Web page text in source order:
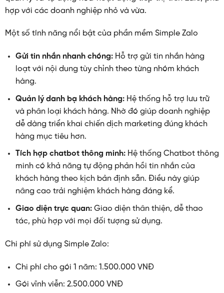
hợp với các doanh nghiệp nhỏ và vừa.
Một số tính năng nổi bật của phần mềm Simple Zalo
Gửi tin nhắn nhanh chóng:Hỗ trợ gửi tin nhắn hàng
loạt với nội dung tùy chỉnh theo từng nhóm khách
hàng.
Quản lý danh bạ khách hàng:Hệ thống hỗ trợ lưu trữ
và phân loại khách hàng. Nhờ đó giúp doanh nghiệp
dễ dàng triển khai chiến dịch marketing đúng khách
hàng mục tiêu hơn.
Tích hợp chatbot thông minh:Hệ thống Chatbot thông
minh có khả năng tự động phản hồi tin nhắn của
khách hàng theo kịch bản định sẵn. Điều này giúp
nâng cao trải nghiệm khách hàng đáng kể.
Giao diện trực quan:Giao diện thân thiện, dễ thao
tác, phù hợp với mọi đối tượng sử dụng.
Chi phí sử dụng Simple Zalo:
Chi phí cho gói 1 năm: 1.500.000 VNĐ
Gói vĩnh viễn: 2.500.000 VNĐ